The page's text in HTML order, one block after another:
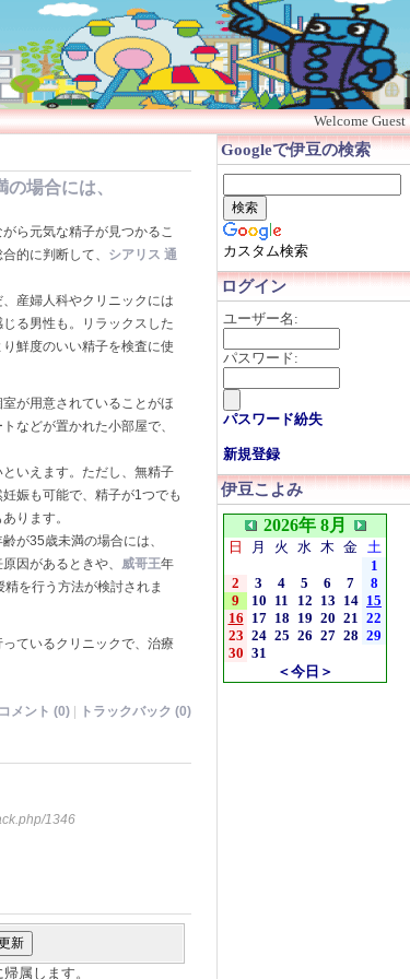
Welcome Guest
場合には、
ら元気な精子が見つかるこ
的に判断して、 シアリス 通
産婦人科やクリニックには
る男性も。リラックスした
鮮度のいい精子を検査に使
が用意されていることがほ
などが置かれた小部屋で、
いえます。ただし、無精子
娠も可能で、精子が1つでも
ります。
が35歳未満の場合には、
因があるときや、 威哥王年
を行う方法が検討されま
ているクリニックで、治療
コメント (0) トラックバック (0)
1346
属します。
Googleで伊豆の検索
カスタム検索
ログイン
ユーザー名:
パスワード:
パスワード紛失
新規登録
伊豆こよみ
2026年 8月
日 月 火 水 木 金 土
1
2
3 4 5 6 7
8
9
10 11 12 13 14 15
16 17 18 19 20 21 22
23 24 25 26 27 28 29
30 31
＜今日＞